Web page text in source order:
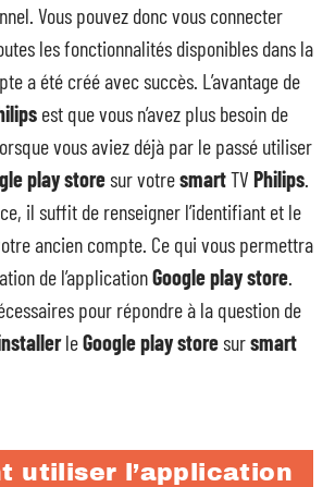
Vous pouvez donc vous connecter
les fonctionnalités disponibles dans la
a été créé avec succès. L’avantage de
est que vous n’avez plus besoin de
vous aviez déjà par le passé utiliser
play storesur votresmartTV Philips
il suffit de renseigner l’identifiant et le
ancien compte. Ce qui vous permettra
de l’applicationGoogle play store
pour répondre à la question de
leGoogle play storesursmart
utiliser l’application